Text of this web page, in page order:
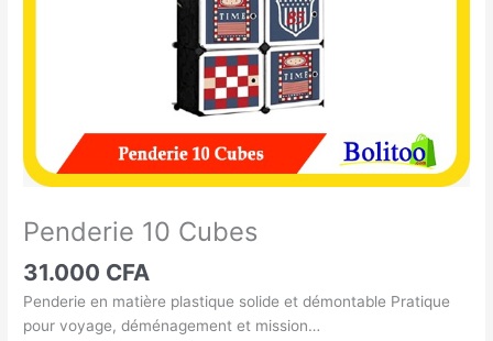
Penderie 10 Cubes
31.000 CFA
Penderie en matière plastique solide et démontable Pratique
pour voyage, déménagement et mission…